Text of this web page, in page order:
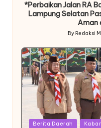
*Perbaikan Jalan RA
Lampung Selatan
Aman
Posted
By Redaksi
Posted
Berita Daerah